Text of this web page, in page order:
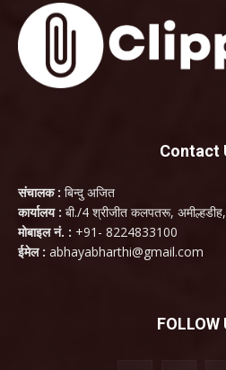
Contact
संचालक : बिन्दु अजित
कार्यालय : बी./4 श्रीजीत कलपतरू,
मोबाइल नं. : +91- 8224833100
ईमेल : abhayabharthi@gmail.com
FOLLOW